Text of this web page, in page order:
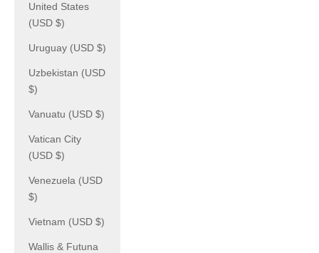
United States
(USD $)
Uruguay (USD $)
Uzbekistan (USD
$)
Vanuatu (USD $)
Vatican City
(USD $)
Venezuela (USD
$)
Vietnam (USD $)
Wallis & Futuna